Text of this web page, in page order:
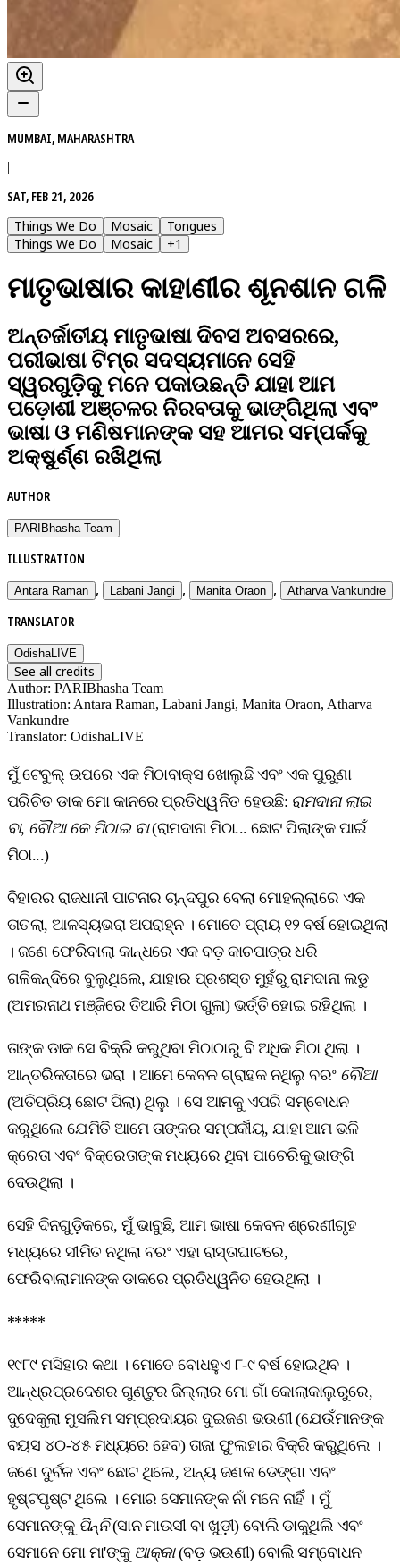
MUMBAI, MAHARASHTRA
|
SAT, FEB 21, 2026
Things We Do
Mosaic
Tongues
Things We Do
Mosaic +1
ମାତୃଭାଷାର କାହାଣୀର ଶୂନଶାନ ଗଳି
ଅନ୍ତର୍ଜାତୀୟ ମାତୃଭାଷା ଦିବସ ଅବସରରେ,
ପରୀଭାଷା ଟିମ୍‌ର ସଦସ୍ୟମାନେ ସେହି
ସ୍ୱରଗୁଡ଼ିକୁ ମନେ ପକାଉଛନ୍ତି ଯାହା ଆମ
ପଡ଼ୋଶୀ ଅଞ୍ଚଳର ନିରବତାକୁ ଭାଙ୍ଗିଥିଲା ଏବଂ
ଭାଷା ଓ ମଣିଷମାନଙ୍କ ସହ ଆମର ସମ୍ପର୍କକୁ
ଅକ୍ଷୁର୍ଣ୍ଣ ରଖିଥିଲା
AUTHOR
PARIBhasha Team
ILLUSTRATION
Antara Raman , Labani Jangi , Manita Oraon , Atharva Vankundre
TRANSLATOR
OdishaLIVE
See all credits
Author: PARIBhasha Team
Illustration: Antara Raman, Labani Jangi, Manita Oraon, Atharva
Vankundre
Translator: OdishaLIVE
ମୁଁ ଟେବୁଲ୍ ଉପରେ ଏକ ମିଠାବାକ୍ସ ଖୋଲୁଛି ଏବଂ ଏକ ପୁରୁଣା
ପରିଚିତ ଡାକ ମୋ କାନରେ ପ୍ରତିଧ୍ୱନିତ ହେଉଛି: ରାମଦାନା ଲାଇ
ବା, ବୌଆ କେ ମିଠାଇ ବା(ରାମଦାନା ମିଠା... ଛୋଟ ପିଲାଙ୍କ ପାଇଁ
ମିଠା...)
ବିହାରର ରାଜଧାନୀ ପାଟନାର ଚାନ୍ଦପୁର ବେଲା ମୋହଲ୍ଲାରେ ଏକ
ତାତଲା, ଆଳସ୍ୟଭରା ଅପରାହ୍ନ । ମୋତେ ପ୍ରାୟ ୧୨ ବର୍ଷ ହୋଇଥିଲା
। ଜଣେ ଫେରିବାଲା କାନ୍ଧରେ ଏକ ବଡ଼ କାଚପାତ୍ର ଧରି
ଗଳିକନ୍ଦିରେ ବୁଲୁଥିଲେ, ଯାହାର ପ୍ରଶସ୍ତ ମୁହଁରୁ ରାମଦାନା ଲଡୁ
(ଅମରନାଥ ମଞ୍ଜିରେ ତିଆରି ମିଠା ଗୁଳା) ଭର୍ତ୍ତି ହୋଇ ରହିଥିଲା ।
ତାଙ୍କ ଡାକ ସେ ବିକ୍ରି କରୁଥିବା ମିଠାଠାରୁ ବି ଅଧିକ ମିଠା ଥିଲା ।
ଆନ୍ତରିକତାରେ ଭରା । ଆମେ କେବଳ ଗ୍ରାହକ ନଥିଲୁ ବରଂ ବୌଆ
(ଅତିପ୍ରିୟ ଛୋଟ ପିଲା) ଥିଲୁ । ସେ ଆମକୁ ଏପରି ସମ୍ବୋଧନ
କରୁଥିଲେ ଯେମିତି ଆମେ ତାଙ୍କର ସମ୍ପର୍କୀୟ, ଯାହା ଆମ ଭଳି
କ୍ରେତା ଏବଂ ବିକ୍ରେତାଙ୍କ ମଧ୍ୟରେ ଥିବା ପାଚେରିକୁ ଭାଙ୍ଗି
ଦେଉଥିଲା ।
ସେହି ଦିନଗୁଡ଼ିକରେ, ମୁଁ ଭାବୁଛି, ଆମ ଭାଷା କେବଳ ଶ୍ରେଣୀଗୃହ
ମଧ୍ୟରେ ସୀମିତ ନଥିଲା ବରଂ ଏହା ରାସ୍ତାଘାଟରେ,
ଫେରିବାଲାମାନଙ୍କ ଡାକରେ ପ୍ରତିଧ୍ୱନିତ ହେଉଥିଲା ।
*****
୧୯୮୯ ମସିହାର କଥା । ମୋତେ ବୋଧହୁଏ ୮-୯ ବର୍ଷ ହୋଇଥିବ ।
ଆନ୍ଧ୍ରପ୍ରଦେଶର ଗୁଣ୍ଟୁର ଜିଲ୍ଲାର ମୋ ଗାଁ କୋଲାକାଲୁରୁରେ,
ଦୁଦେକୁଲା ମୁସଲିମ ସମ୍ପ୍ରଦାୟର ଦୁଇଜଣ ଭଉଣୀ (ଯେଉଁମାନଙ୍କ
ବୟସ ୪୦-୪୫ ମଧ୍ୟରେ ହେବ) ତାଜା ଫୁଲହାର ବିକ୍ରି କରୁଥିଲେ ।
ଜଣେ ଦୁର୍ବଳ ଏବଂ ଛୋଟ ଥିଲେ, ଅନ୍ୟ ଜଣକ ଡେଙ୍ଗା ଏବଂ
ହୃଷ୍ଟପୃଷ୍ଟ ଥିଲେ । ମୋର ସେମାନଙ୍କ ନାଁ ମନେ ନାହିଁ । ମୁଁ
ସେମାନଙ୍କୁ ପିନ୍ନି(ସାନ ମାଉସୀ ବା ଖୁଡ଼ୀ) ବୋଲି ଡାକୁଥିଲି ଏବଂ
ସେମାନେ ମୋ ମା'ଙ୍କୁ ଆକ୍କା(ବଡ଼ ଭଉଣୀ) ବୋଲି ସମ୍ବୋଧନ